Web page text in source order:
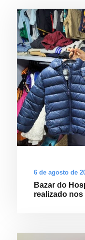
6 de agosto de
Bazar do
realizado nos